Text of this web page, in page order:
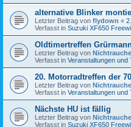
alternative Blinker
Letzter Beitrag von flydown «
Verfasst in Suzuki XF650
Oldtimertreffen
Letzter Beitrag von
Verfasst in Veranstaltungen und
20. Motorradtreffen der
Letzter Beitrag von
Verfasst in Veranstaltungen und
Nächste HU ist fällig
Letzter Beitrag von
Verfasst in Suzuki XF650